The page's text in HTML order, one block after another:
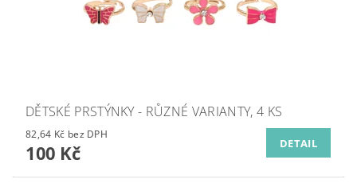
DĚTSKÉ PRSTÝNKY - RŮZNÉ VARIANTY, 4 KS
82,64 Kč bez DPH
100 Kč DETAIL